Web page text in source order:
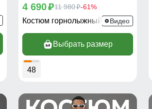
4 690p11 980p-61%
Костюм горнолыжный 02412Kh
Видео
Выбрать размер
48